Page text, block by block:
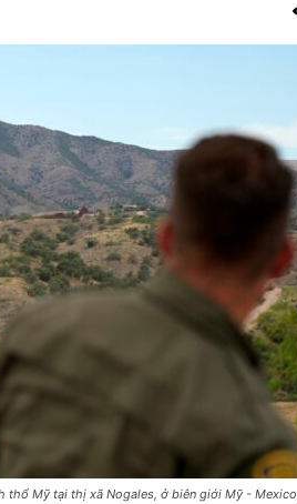
Mỹ tại thị xã Nogales, ở biên giới Mỹ -